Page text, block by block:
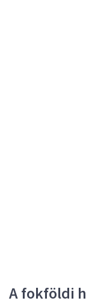
A fokföldi